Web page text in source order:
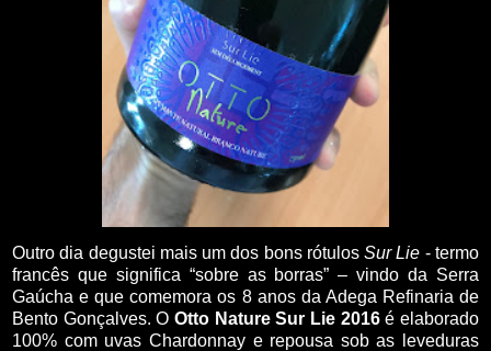
Outro dia degustei mais um dos bons rótulosSur Lie - termo
francês que significa “sobre as borras” – vindo da Serra
Gaúcha e que comemora os 8 anos da Adega Refinaria de
Bento Gonçalves. O Otto Nature Sur Lie 2016é elaborado
100% com uvas Chardonnay e repousa sob as leveduras